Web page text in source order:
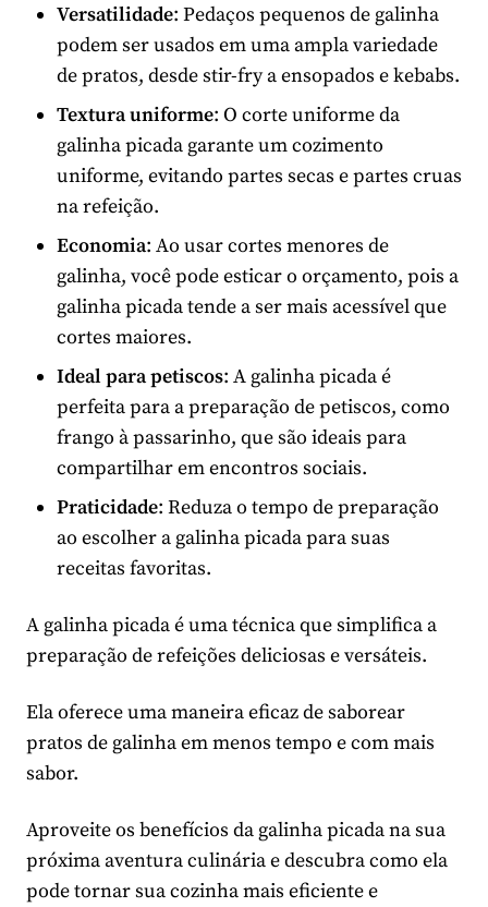
Versatilidade: Pedaços pequenos de galinha
podem ser usados em uma ampla variedade
de pratos, desde stir-fry a ensopados e kebabs.
Textura uniforme: O corte uniforme da
galinha picada garante um cozimento
uniforme, evitando partes secas e partes cruas
na refeição.
Economia: Ao usar cortes menores de
galinha, você pode esticar o orçamento, pois a
galinha picada tende a ser mais acessível que
cortes maiores.
Ideal para petiscos: A galinha picada é
perfeita para a preparação de petiscos, como
frango à passarinho, que são ideais para
compartilhar em encontros sociais.
Praticidade: Reduza o tempo de preparação
ao escolher a galinha picada para suas
receitas favoritas.
A galinha picada é uma técnica que simplifica a
preparação de refeições deliciosas e versáteis.
Ela oferece uma maneira eficaz de saborear
pratos de galinha em menos tempo e com mais
sabor.
Aproveite os benefícios da galinha picada na sua
próxima aventura culinária e descubra como ela
pode tornar sua cozinha mais eficiente e